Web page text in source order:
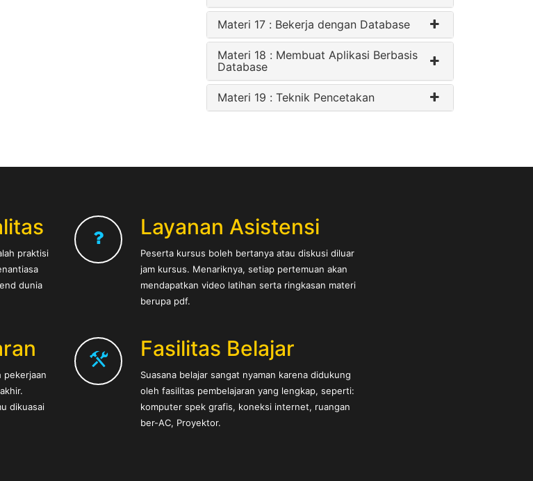
Materi 17 : Bekerja dengan Database
Materi 18 : Membuat Aplikasi Berbasis
Database
Materi 19 : Teknik Pencetakan
praktisi
dunia
Layanan Asistensi
Peserta kursus boleh bertanya atau diskusi diluar
jam kursus. Menariknya, setiap pertemuan akan
mendapatkan video latihan serta ringkasan materi
berupa pdf.
pekerjaan
dikuasai
Fasilitas Belajar
Suasana belajar sangat nyaman karena didukung
oleh fasilitas pembelajaran yang lengkap, seperti:
komputer spek grafis, koneksi internet, ruangan
ber-AC, Proyektor.